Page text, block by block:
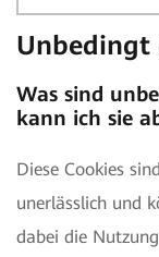
Unbedingt
Was sind
kann ich sie
Diese Cookies
unerlässlich und
dabei die